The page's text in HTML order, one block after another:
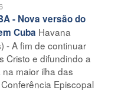
- Nova versão do
Cuba Havana
- A fim de continuar
Cristo e difundindo a
maior ilha das
Episcopal